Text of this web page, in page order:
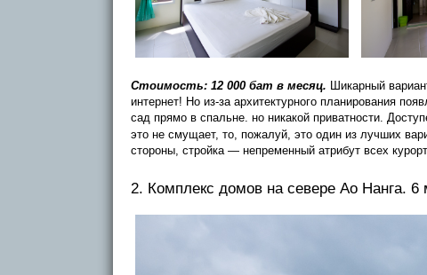
Стоимость: 12 000 бат в месяц. Шикарный
интернет! Но из-за архитектурного планирования
сад прямо в спальне. но никакой приватности.
это не смущает, то, пожалуй, это один из лучших
стороны, стройка — непременный атрибут всех
2. Комплекс домов на севере Ао Нанга.